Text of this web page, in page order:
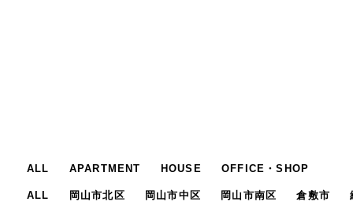
ALL APARTMENT HOUSE OFFICE・SHOP
ALL 岡山市北区 岡山市中区 岡山市南区 倉敷市